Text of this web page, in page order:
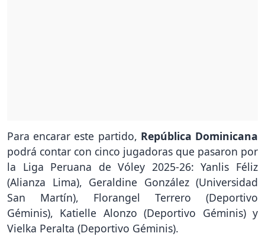
Para encarar este partido, República Dominicana
podrá contar con cinco jugadoras que pasaron por
la Liga Peruana de Vóley 2025-26: Yanlis Féliz
(Alianza Lima), Geraldine González (Universidad
San Martín), Florangel Terrero (Deportivo
Géminis), Katielle Alonzo (Deportivo Géminis) y
Vielka Peralta (Deportivo Géminis).